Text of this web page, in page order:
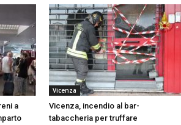
a
Vicenza
Vicenza, incendio al bar-
tabaccheria per truffare